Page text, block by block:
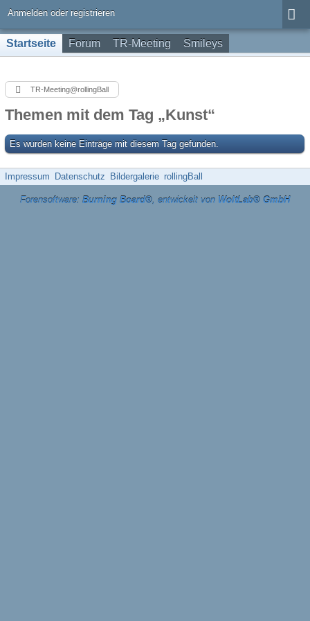
Anmelden oder registrieren
Startseite Forum TR-Meeting Smileys
TR-Meeting@rollingBall
Themen mit dem Tag „Kunst“
Es wurden keine Einträge mit diesem Tag gefunden.
Impressum Datenschutz Bildergalerie rollingBall
Forensoftware: Burning Board®, entwickelt von WoltLab® GmbH